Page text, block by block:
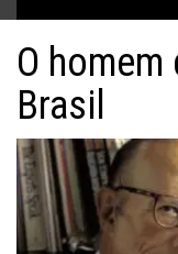
O
Brasil